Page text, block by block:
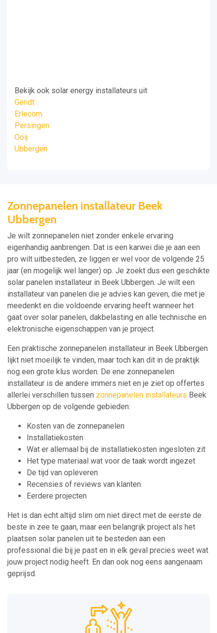
Bekijk ook solar energy installateurs uit
Gendt
Erlecom
Persingen
Ooij
Ubbergen
Zonnepanelen installateur Beek
Ubbergen
Je wilt zonnepanelen niet zonder enkele ervaring
eigenhandig aanbrengen. Dat is een karwei die je aan een
pro wilt uitbesteden, ze liggen er wel voor de volgende 25
jaar (en mogelijk wel langer) op. Je zoekt dus een geschikte
solar panelen installateur in Beek Ubbergen. Je wilt een
installateur van panelen die je advies kan geven, die met je
meedenkt en die voldoende ervaring heeft wanneer het
gaat over solar panelen, dakbelasting en alle technische en
elektronische eigenschappen van je project.
Een praktische zonnepanelen installateur in Beek Ubbergen
lijkt niet moeilijk te vinden, maar toch kan dit in de praktijk
nog een grote klus worden. De ene zonnepanelen
installateur is de andere immers niet en je ziet op offertes
allerlei verschillen tussen zonnepanelen installateurs Beek
Ubbergen op de volgende gebieden:
Kosten van de zonnepanelen
Installatiekosten
Wat er allemaal bij de installatiekosten ingesloten zit
Het type materiaal wat voor de taak wordt ingezet
De tijd van opleveren
Recensies of reviews van klanten
Eerdere projecten
Het is dan echt altijd slim om niet direct met de eerste de
beste in zee te gaan, maar een belangrijk project als het
plaatsen solar panelen uit te besteden aan een
professional die bij je past en in elk geval precies weet wat
jouw project nodig heeft. En dan ook nog eens aangenaam
geprijsd.